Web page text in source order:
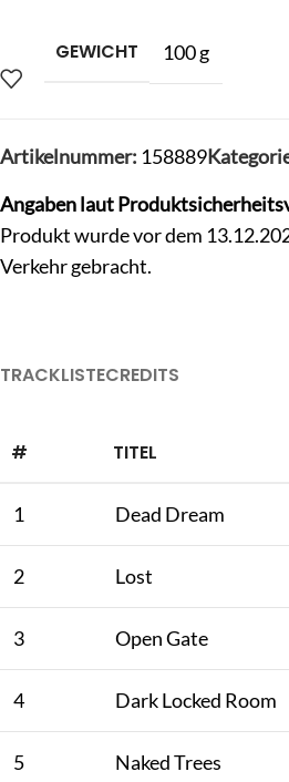
GEWICHT 100 g
Artikelnummer: 158889
Angaben laut
Produkt wurde vor dem
Verkehr gebracht.
TRACKLISTECREDITS
# TITEL
1 Dead Dream
2 Lost
3 Open Gate
4 Dark Locked Room
5 Naked Trees